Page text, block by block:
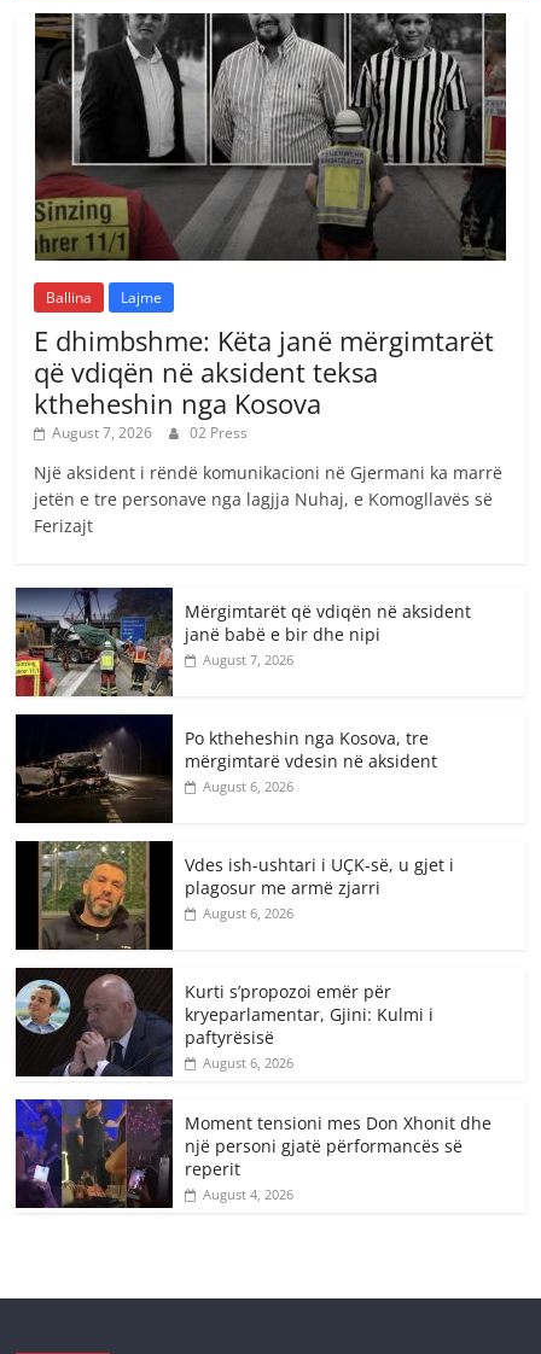
Ballina Lajme
E dhimbshme: Këta janë mërgimtarët
që vdiqën në aksident teksa
ktheheshin nga Kosova
August 7, 2026 02 Press
Një aksident i rëndë komunikacioni në Gjermani ka marrë
jetën e tre personave nga lagjja Nuhaj, e Komogllavës së
Ferizajt
Mërgimtarët që vdiqën në aksident
janë babë e bir dhe nipi
August 7, 2026
Po ktheheshin nga Kosova, tre
mërgimtarë vdesin në aksident
August 6, 2026
Vdes ish-ushtari i UÇK-së, u gjet i
plagosur me armë zjarri
August 6, 2026
Kurti s’propozoi emër për
kryeparlamentar, Gjini: Kulmi i
paftyrësisë
August 6, 2026
Moment tensioni mes Don Xhonit dhe
një personi gjatë përformancës së
reperit
August 4, 2026